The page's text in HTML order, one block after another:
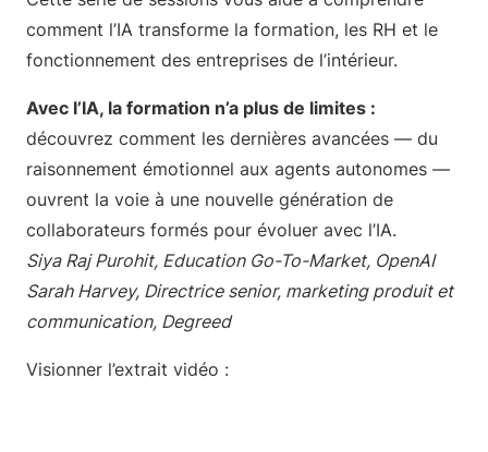
comment l’IA transforme la formation, les RH et le
fonctionnement des entreprises de l’intérieur.
Avec l’IA, la formation n’a plus de limites :
découvrez comment les dernières avancées — du
raisonnement émotionnel aux agents autonomes —
ouvrent la voie à une nouvelle génération de
collaborateurs formés pour évoluer avec l’IA.
Siya Raj Purohit, Education Go-To-Market, OpenAI
Sarah Harvey, Directrice senior, marketing produit et
communication, Degreed
Visionner l’extrait vidéo :